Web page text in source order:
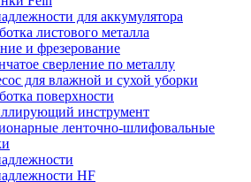
для аккумулятора
листового металла
и фрезерование
сверление по металлу
для влажной и сухой уборки
поверхности
инструмент
ленточно-шлифовальные
HF